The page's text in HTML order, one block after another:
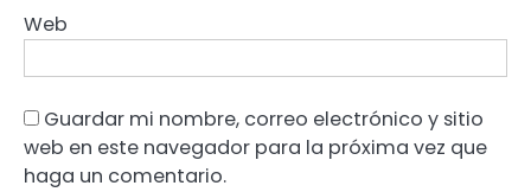
Web
Guardar mi nombre, correo electrónico y sitio
web en este navegador para la próxima vez que
haga un comentario.